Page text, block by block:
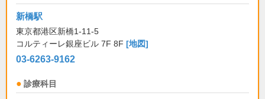
新橋駅
東京都港区新橋1-11-5
コルティーレ銀座ビル 7F 8F [地図]
03-6263-9162
診療科目